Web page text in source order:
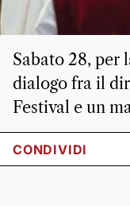
Sabato 28, per
dialogo fra il
Festival e un
CONDIVIDI